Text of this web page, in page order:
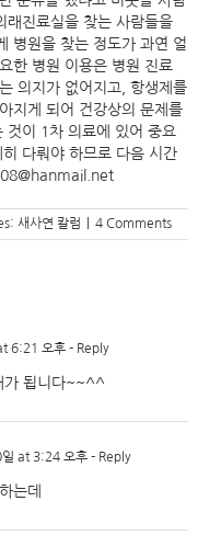
래진료실을 찾는 사람들을
병원을 찾는 정도가 과연 얼
한 병원 이용은 병원 진료
의지가 없어지고, 항생제를
지게 되어 건강상의 문제를
것이 1차 의료에 있어 중요
다뤄야 하므로 다음 시간
새사연 칼럼 4 Comments
6:21 오후 - Reply
가 됩니다~~^^
at 3:24 오후 - Reply
는데